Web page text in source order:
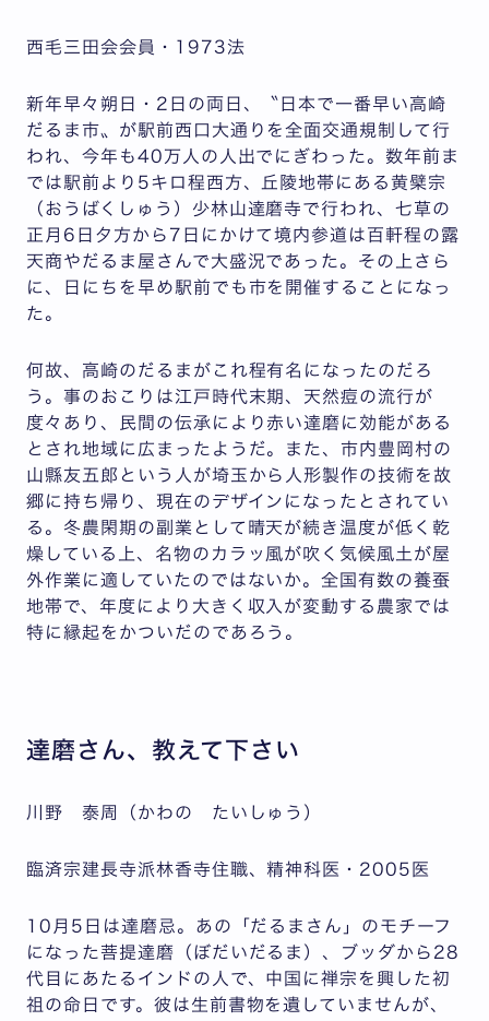
西毛三田会会員・1973法
新年早々朔日・2日の両日、〝日本で一番早い高崎
だるま市〟が駅前西口大通りを全面交通規制して行
われ、今年も40万人の人出でにぎわった。数年前ま
では駅前より5キロ程西方、丘陵地帯にある黄檗宗
（おうばくしゅう）少林山達磨寺で行われ、七草の
正月6日夕方から7日にかけて境内参道は百軒程の露
天商やだるま屋さんで大盛況であった。その上さら
に、日にちを早め駅前でも市を開催することになっ
た。
何故、高崎のだるまがこれ程有名になったのだろ
う。事のおこりは江戸時代末期、天然痘の流行が
度々あり、民間の伝承により赤い達磨に効能がある
とされ地域に広まったようだ。また、市内豊岡村の
山縣友五郎という人が埼玉から人形製作の技術を故
郷に持ち帰り、現在のデザインになったとされてい
る。冬農閑期の副業として晴天が続き温度が低く乾
燥している上、名物のカラッ風が吹く気候風土が屋
外作業に適していたのではないか。全国有数の養蚕
地帯で、年度により大きく収入が変動する農家では
特に縁起をかついだのであろう。
達磨さん、教えて下さい
川野 泰周（かわの たいしゅう）
臨済宗建長寺派林香寺住職、精神科医・2005医
10月5日は達磨忌。あの「だるまさん」のモチーフ
になった菩提達磨（ぼだいだるま）、ブッダから28
代目にあたるインドの人で、中国に禅宗を興した初
祖の命日です。彼は生前書物を遺していませんが、